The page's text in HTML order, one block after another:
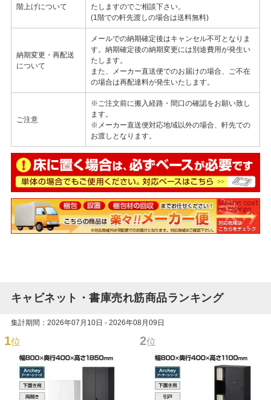
階上げについて
たしますのでご相談下さい。
(1階での軒先渡しの場合は送料無料)
納期変更・再配送
について
メールでの納期確定後はキャンセル不可となりま
す。納期確定後の納期変更には別途費用が発生い
たします。
また、メーカー直送便でのお届けの場合、ご不在
の場合は再配達料が発生いたします。
ご注意
※ご注文前に搬入経路・間口の確認をお願い致し
ます。
※メーカー直送便対応地域以外の場合、軒先での
お渡しとなります。
キャビネット・書庫売れ筋商品ランキング
集計期間：2026年07月10日 - 2026年08月09日
1位 2位